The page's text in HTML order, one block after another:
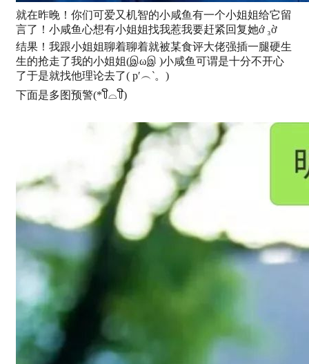
就在昨晚！你们可爱又机智的小咸鱼有一个小姐姐给它留
言了！小咸鱼心想有小姐姐找我惹我要赶紧回复她ớ ₃ờ
结果！我跟小姐姐聊着聊着就被某食评大佬强插一腿硬生
生的抢走了我的小姐姐(இωஇ )小咸鱼可谓是十分不开心
了于是就找他理论去了( p′︵‵。)
下面是多图预警(*꒦ິ⌓꒦ີ)